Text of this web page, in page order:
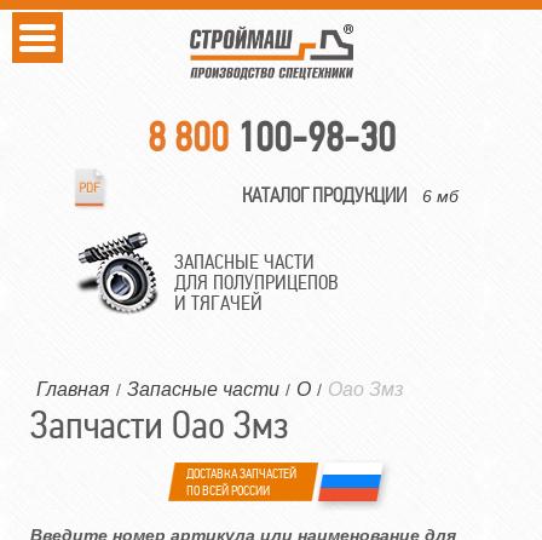
8 800 100-98-30
КАТАЛОГ ПРОДУКЦИИ 6 мб
ЗАПАСНЫЕ ЧАСТИ
ДЛЯ ПОЛУПРИЦЕПОВ
И ТЯГАЧЕЙ
Главная / Запасные части / О / Оао Змз
Запчасти Оао Змз
ДОСТАВКА ЗАПЧАСТЕЙ
ПО ВСЕЙ РОССИИ
Введите номер артикула или наименование для